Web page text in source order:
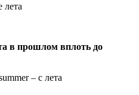
лета
в прошлом вплоть до
– с лета